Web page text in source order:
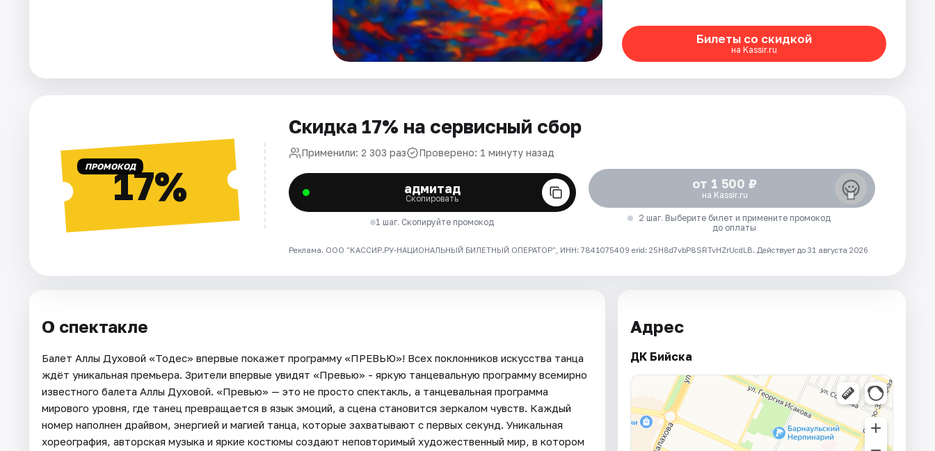
Билеты со скидкой
на Kassir.ru
ПРОМОКОД17%
Скидка 17% на сервисный сбор
Применили: 2 303 раз Проверено: 1 минуту назад
адмитад
Скопировать
1 шаг. Скопируйте промокод
от 1 500 ₽
на Kassir.ru
2 шаг. Выберите билет и примените промокод
до оплаты
Реклама. ООО "КАССИР.РУ-НАЦИОНАЛЬНЫЙ БИЛЕТНЫЙ ОПЕРАТОР", ИНН: 7841075409 erid: 25H8d7vbP8SRTvHZrUcdLB. Действует до 31 августа 2026
О спектакле
Балет Аллы Духовой «Тодес» впервые покажет программу «ПРЕВЬЮ»! Всех поклонников искусства танца
ждёт уникальная премьера. Зрители впервые увидят «Превью» - яркую танцевальную программу всемирно
известного балета Аллы Духовой. «Превью» — это не просто спектакль, а танцевальная программа
мирового уровня, где танец превращается в язык эмоций, а сцена становится зеркалом чувств. Каждый
номер наполнен драйвом, энергией и магией танца, которые захватывают с первых секунд. Уникальная
хореография, авторская музыка и яркие костюмы создают неповторимый художественный мир, в котором
Адрес
ДК Бийска